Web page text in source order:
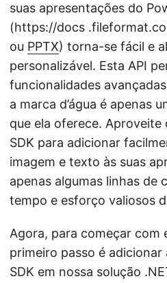
suas apresentações do
(https://docs
ou PPTX) torna-se fácil e
personalizável. Esta API
funcionalidades
a marca d’água é apenas
que ela oferece. Aproveite
SDK para adicionar
imagem e texto às suas
apenas algumas linhas de
tempo e esforço valiosos
Agora, para começar com
primeiro passo é
SDK em nossa solução